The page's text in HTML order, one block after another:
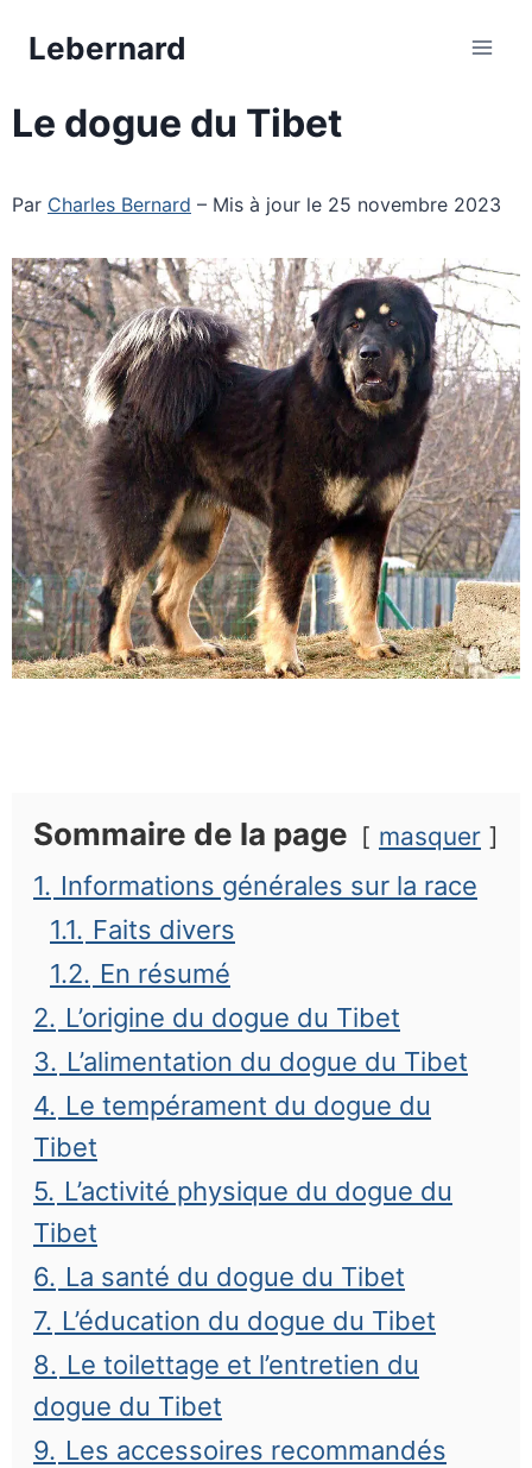
Lebernard
Le dogue du Tibet
Par Charles Bernard – Mis à jour le 25 novembre 2023
Sommaire de la page masquer
1. Informations générales sur la race
1.1. Faits divers
1.2. En résumé
2. L’origine du dogue du Tibet
3. L’alimentation du dogue du Tibet
4. Le tempérament du dogue du
Tibet
5. L’activité physique du dogue du
Tibet
6. La santé du dogue du Tibet
7. L’éducation du dogue du Tibet
8. Le toilettage et l’entretien du
dogue du Tibet
9. Les accessoires recommandés